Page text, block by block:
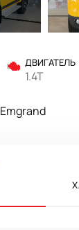
ДВИГАТЕЛЬ
1.4T
Emgrand